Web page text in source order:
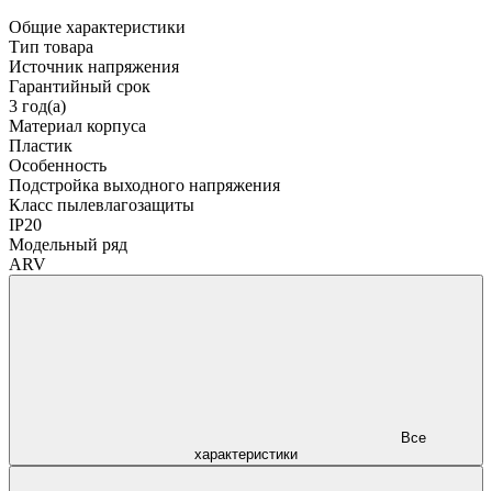
Общие характеристики
Тип товара
Источник напряжения
Гарантийный срок
3 год(а)
Материал корпуса
Пластик
Особенность
Подстройка выходного напряжения
Класс пылевлагозащиты
IP20
Модельный ряд
ARV
характеристики